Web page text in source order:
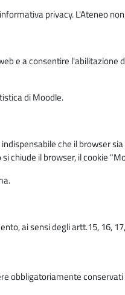
privacy. L'Ateneo
e a consentire
di Moodle.
che il browser
chiude il browser, il cookie
ai sensi degli artt.15, 16,
obbligatoriamente